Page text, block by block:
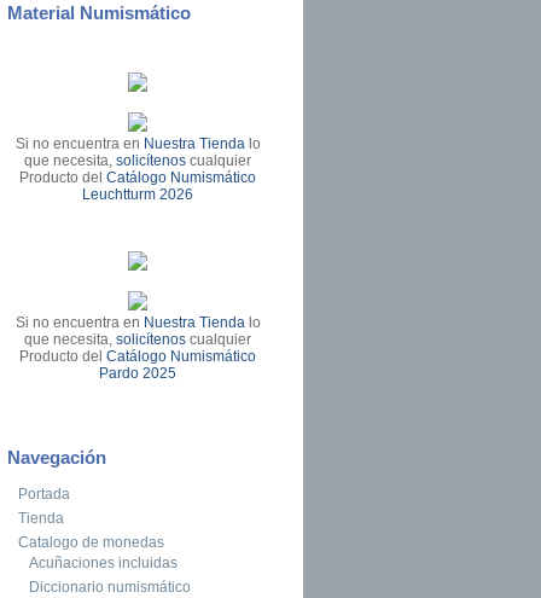
Material Numismático
Si no encuentra en Nuestra Tienda lo
que necesita,solicítenos cualquier
Producto delCatálogo Numismático
Leuchtturm 2026
Si no encuentra en Nuestra Tienda lo
que necesita,solicítenos cualquier
Producto delCatálogo Numismático
Pardo 2025
Navegación
Portada
Tienda
Catalogo de monedas
Acuñaciones incluidas
Diccionario numismático